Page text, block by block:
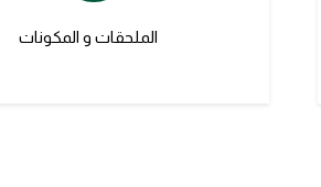
الملحقات و المكونات